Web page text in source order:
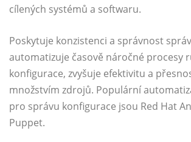
cílených systémů a softwaru.
Poskytuje konzistenci a správnost
automatizuje časově náročné procesy
konfigurace, zvyšuje efektivitu a
množstvím zdrojů. Populární
pro správu konfigurace jsou Red Hat
Puppet.